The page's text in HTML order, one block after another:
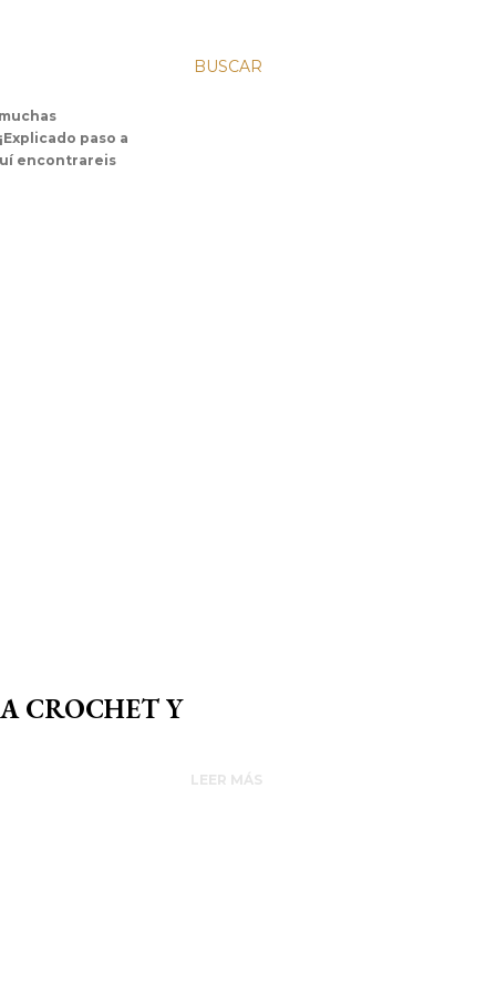
BUSCAR
paso a
encontrareis
CROCHET Y
LEER MÁS